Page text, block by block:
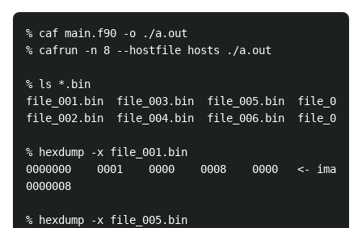
% caf main.f90 -o ./a.out
% cafrun -n 8 --hostfile hosts ./a.out
% ls *.bin
file_001.bin  file_003.bin  file_005.bin
file_002.bin  file_004.bin  file_006.bin
% hexdump -x file_001.bin
0000000    0001    0000    0008    0000   <- image 1で作
0000008
% hexdump -x file_005.bin